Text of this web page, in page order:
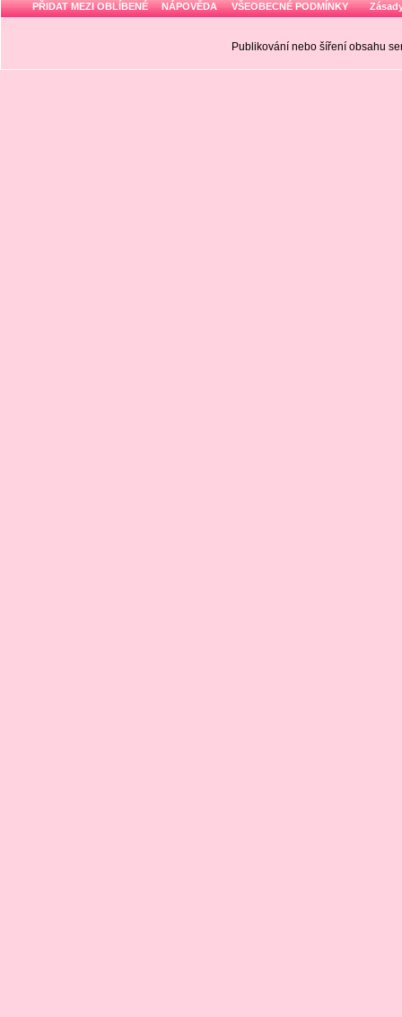
PŘIDAT MEZI OBLÍBENÉ NÁPOVĚDA VŠEOBECNÉ PODMÍNKY
Publikování nebo šíření obsahu